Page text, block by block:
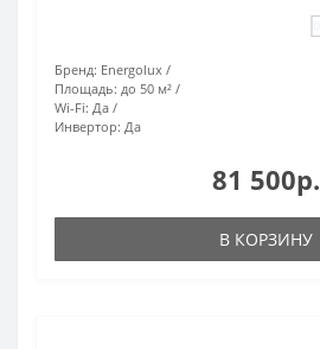
Бренд: Energolux
Площадь: до 50 м²
Wi-Fi: Да
Инвертор: Да
81 500р.
В КОРЗИНУ